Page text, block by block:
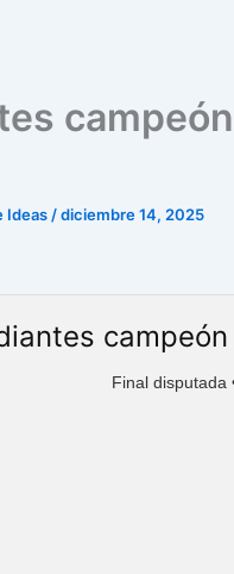
Ideas /diciembre 14, 2025
Final disputada